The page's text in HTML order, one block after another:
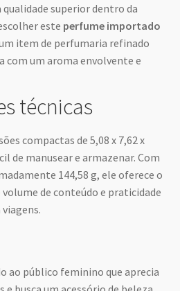
superior dentro da
este perfume importado
item de perfumaria refinado
com um aroma envolvente e
técnicas
compactas de 5,08 x 7,62 x
de manusear e armazenar. Com
144,58 g, ele oferece o
de conteúdo e praticidade
ao público feminino que aprecia